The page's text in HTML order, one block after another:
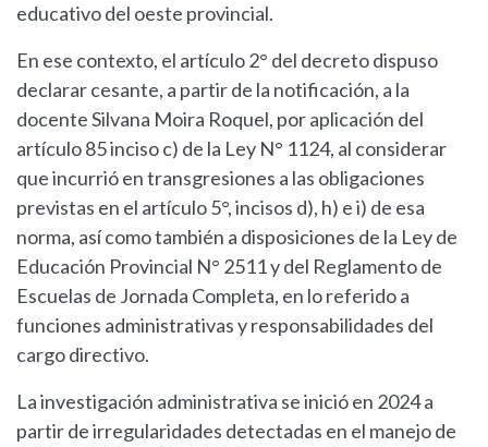
educativo del oeste provincial.
En ese contexto, el artículo 2° del decreto dispuso
declarar cesante, a partir de la notificación, a la
docente Silvana Moira Roquel, por aplicación del
artículo 85 inciso c) de la Ley N° 1124, al considerar
que incurrió en transgresiones a las obligaciones
previstas en el artículo 5°, incisos d), h) e i) de esa
norma, así como también a disposiciones de la Ley de
Educación Provincial N° 2511 y del Reglamento de
Escuelas de Jornada Completa, en lo referido a
funciones administrativas y responsabilidades del
cargo directivo.
La investigación administrativa se inició en 2024 a
partir de irregularidades detectadas en el manejo de